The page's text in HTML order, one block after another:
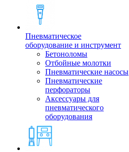
Пневматическое
оборудование и инструмент
Бетоноломы
Отбойные молотки
Пневматические насосы
Пневматические
перфораторы
Аксессуары для
пневматического
оборудования